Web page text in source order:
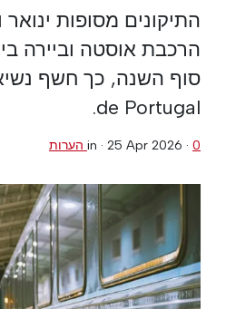
התיקונים מסופות ינואר
הרכבת אוסטה וביירה
de Portugal.
in · 25 Apr 2026 · 0 הערות